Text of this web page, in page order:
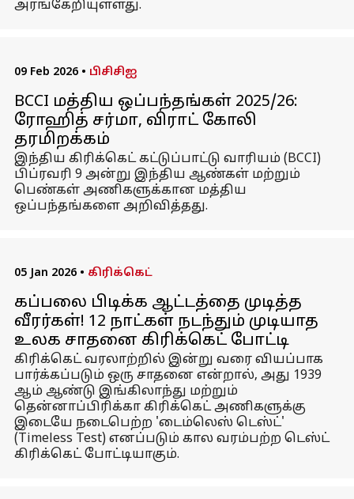
அரங்கேறியுள்ளது.
09 Feb 2026 • பிசிசிஐ
BCCI மத்திய ஒப்பந்தங்கள் 2025/26:
ரோஹித் சர்மா, விராட் கோலி
தரமிறக்கம்
இந்திய கிரிக்கெட் கட்டுப்பாட்டு வாரியம் (BCCI)
பிப்ரவரி 9 அன்று இந்திய ஆண்கள் மற்றும்
பெண்கள் அணிகளுக்கான மத்திய
ஒப்பந்தங்களை அறிவித்தது.
05 Jan 2026 • கிரிக்கெட்
கப்பலை பிடிக்க ஆட்டத்தை முடித்த
வீரர்கள்! 12 நாட்கள் நடந்தும் முடியாத
உலக சாதனை கிரிக்கெட் போட்டி
கிரிக்கெட் வரலாற்றில் இன்று வரை வியப்பாக
பார்க்கப்படும் ஒரு சாதனை என்றால், அது 1939
ஆம் ஆண்டு இங்கிலாந்து மற்றும்
தென்னாப்பிரிக்கா கிரிக்கெட் அணிகளுக்கு
இடையே நடைபெற்ற 'டைம்லெஸ் டெஸ்ட்'
(Timeless Test) எனப்படும் கால வரம்பற்ற டெஸ்ட்
கிரிக்கெட் போட்டியாகும்.